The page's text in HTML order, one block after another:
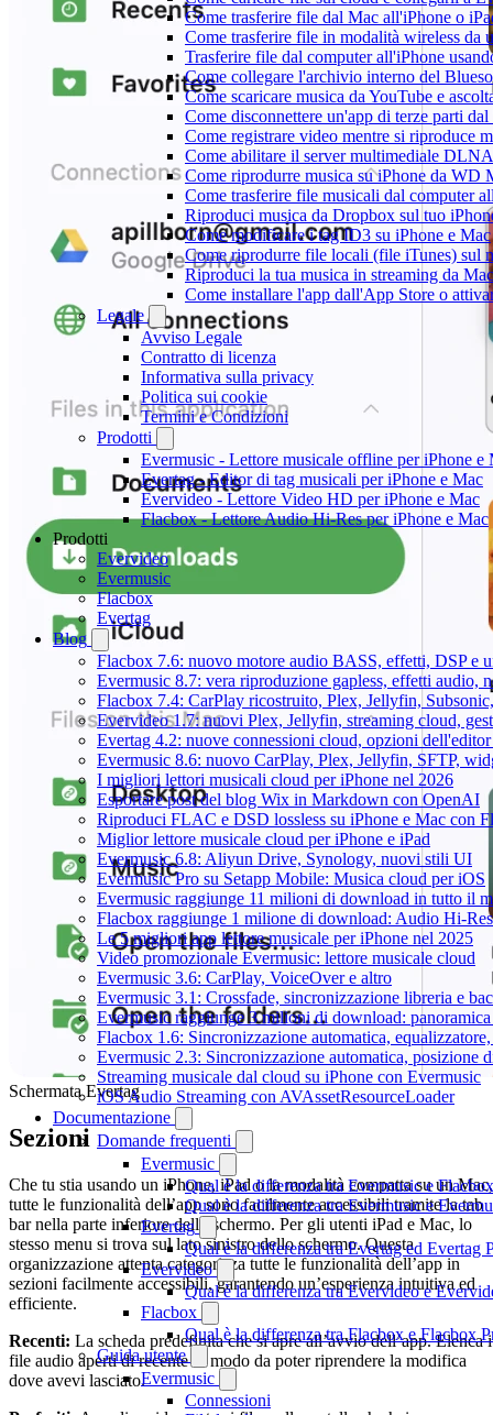
Come trasferire file dal Mac all'iPhone o
Come trasferire file in modalità wireless da
Trasferire file dal computer all'iPhone
Come collegare l'archivio interno del
Come scaricare musica da YouTube e
Come disconnettere un'app di terze parti
Come registrare video mentre si riproduce
Come abilitare il server multimediale
Come riprodurre musica su iPhone da WD
Come trasferire file musicali dal computer
Riproduci musica da Dropbox sul tuo
Come modificare i tag ID3 su iPhone e Mac
Come riprodurre file locali (file iTunes) sul
Riproduci la tua musica in streaming da
Come installare l'app dall'App Store o
Legale
Avviso Legale
Contratto di licenza
Informativa sulla privacy
Politica sui cookie
Termini e Condizioni
Prodotti
Evermusic - Lettore musicale offline per iPhone e
Evertag - Editor di tag musicali per iPhone e Mac
Evervideo - Lettore Video HD per iPhone e Mac
Flacbox - Lettore Audio Hi-Res per iPhone e Mac
Prodotti
Evervideo
Evermusic
Flacbox
Evertag
Blog
Flacbox 7.6: nuovo motore audio BASS, effetti, DSP e
Evermusic 8.7: vera riproduzione gapless, effetti audio,
Flacbox 7.4: CarPlay ricostruito, Plex, Jellyfin,
Evervideo 1.7: nuovi Plex, Jellyfin, streaming cloud,
Evertag 4.2: nuove connessioni cloud, opzioni dell'editor
Evermusic 8.6: nuovo CarPlay, Plex, Jellyfin, SFTP,
I migliori lettori musicali cloud per iPhone nel 2026
Esportare post del blog Wix in Markdown con OpenAI
Riproduci FLAC e DSD lossless su iPhone e Mac con
Miglior lettore musicale cloud per iPhone e iPad
Evermusic 6.8: Aliyun Drive, Synology, nuovi stili UI
Evermusic Pro su Setapp Mobile: Musica cloud per iOS
Evermusic raggiunge 11 milioni di download in tutto il
Flacbox raggiunge 1 milione di download: Audio Hi-Res
Le 5 migliori app lettore musicale per iPhone nel 2025
Video promozionale Evermusic: lettore musicale cloud
Evermusic 3.6: CarPlay, VoiceOver e altro
Evermusic 3.1: Crossfade, sincronizzazione libreria e
Evermusic raggiunge 3 milioni di download:
Flacbox 1.6: Sincronizzazione automatica,
Evermusic 2.3: Sincronizzazione automatica, posizione
Streaming musicale dal cloud su iPhone con Evermusic
iOS Audio Streaming con AVAssetResourceLoader
Documentazione
Domande frequenti
Evermusic
Qual è la differenza tra Evermusic e Flacbox
Qual è la differenza tra Evermusic e
Evertag
Qual è la differenza tra Evertag ed Evertag
Evervideo
Qual è la differenza tra Evervideo e
Flacbox
Qual è la differenza tra Flacbox e Flacbox
Guida utente
Evermusic
Connessioni
Schermata Evertag
Sezioni
Che tu stia usando un iPhone, iPad o la modalità compatta su un Mac,
tutte le funzionalità dell’app sono facilmente accessibili tramite la tab
bar nella parte inferiore dello schermo. Per gli utenti iPad e Mac, lo
stesso menu si trova sul lato sinistro dello schermo. Questa
organizzazione attenta categorizza tutte le funzionalità dell’app in
sezioni facilmente accessibili, garantendo un’esperienza intuitiva ed
efficiente.
Recenti: La scheda predefinita che si apre all’avvio dell’app. Elenca i
file audio aperti di recente in modo da poter riprendere la modifica
dove avevi lasciato.